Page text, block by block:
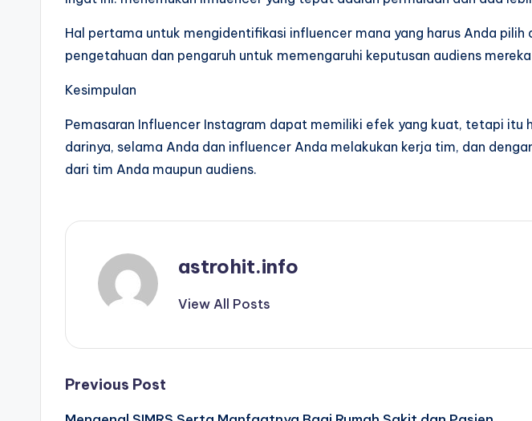
Hal pertama untuk mengidentifikasi influencer mana yang harus Anda
pengetahuan dan pengaruh untuk memengaruhi keputusan audiens
Kesimpulan
Pemasaran Influencer Instagram dapat memiliki efek yang kuat, tetapi itu
darinya, selama Anda dan influencer Anda melakukan kerja tim, dan
dari tim Anda maupun audiens.
astrohit.info
View All Posts
Post
Previous Post